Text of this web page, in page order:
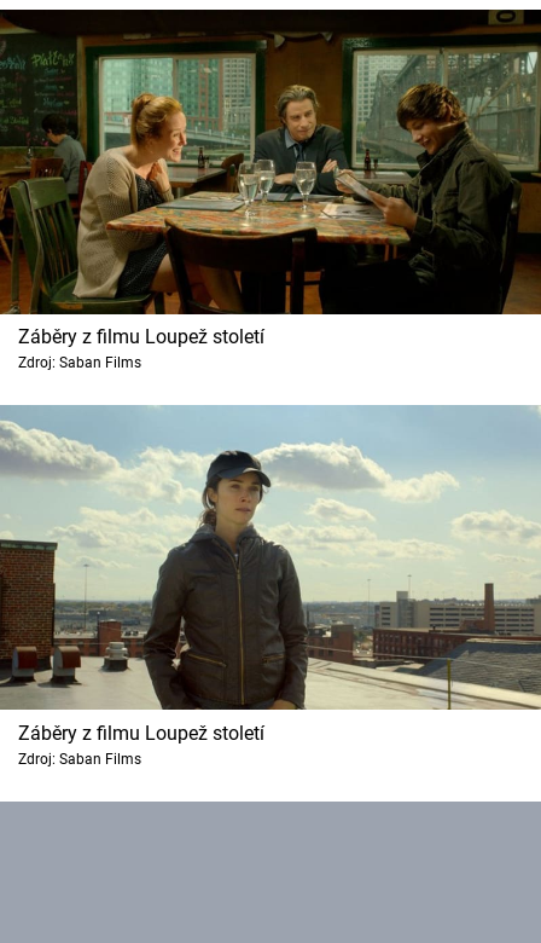
Záběry z filmu Loupež století
Zdroj: Saban Films
Záběry z filmu Loupež století
Zdroj: Saban Films